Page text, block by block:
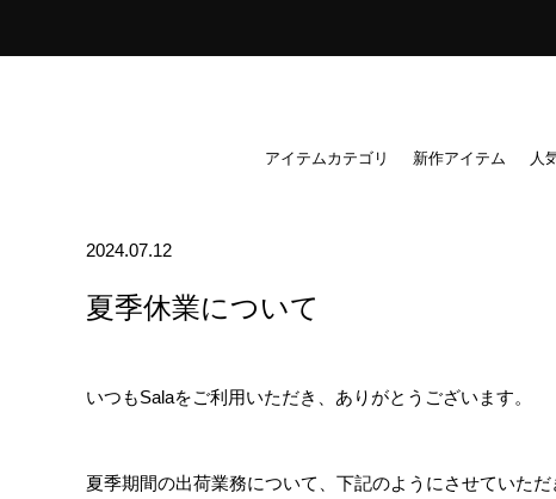
アイテムカテゴリ 新作アイテム 人
2024.07.12
夏季休業について
いつもSalaをご利用いただき、ありがとうございます。
夏季期間の出荷業務について、下記のようにさせていた